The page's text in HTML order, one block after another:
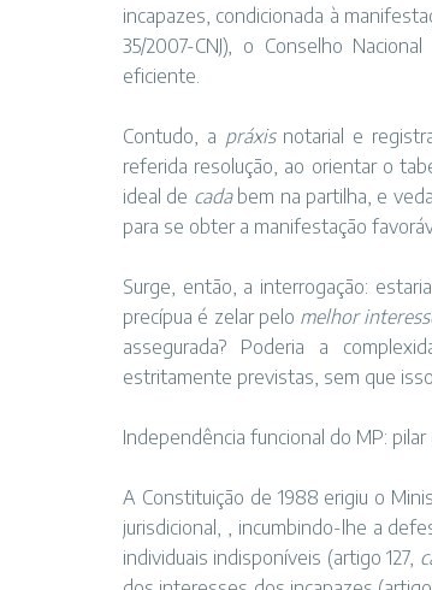
incapazes, condicionada à
35/2007-CNJ), o Conselho
eficiente.
Contudo, a práxisnotarial e
referida resolução, ao orientar o
ideal de cadabem na partilha, e
para se obter a manifestação
Surge, então, a interrogação:
precípua é zelar pelo melhor
assegurada? Poderia a
estritamente previstas, sem que
Independência funcional do MP:
A Constituição de 1988 erigiu o
jurisdicional, , incumbindo-lhe a
individuais indisponíveis (artigo 127,